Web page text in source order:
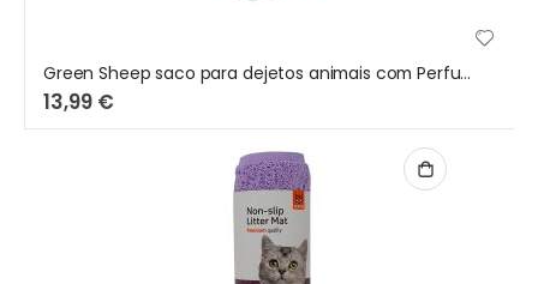
Green Sheep saco para dejetos animais com Perfume Morango - 18 x 270 sacos
13,99 €